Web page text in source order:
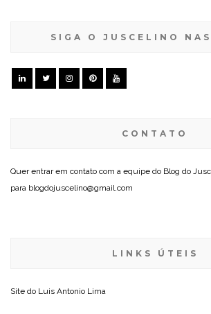
SIGA O JUSCELINO NAS
CONTATO
Quer entrar em contato com a equipe do Blog do
para blogdojuscelino@gmail.com
LINKS ÚTEIS
Site do Luis Antonio Lima